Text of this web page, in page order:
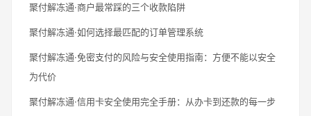
聚付解冻通·商户最常踩的三个收款陷阱
聚付解冻通·如何选择最匹配的订单管理系统
聚付解冻通·免密支付的风险与安全使用指南：方便不能以安全
为代价
聚付解冻通·信用卡安全使用完全手册：从办卡到还款的每一步